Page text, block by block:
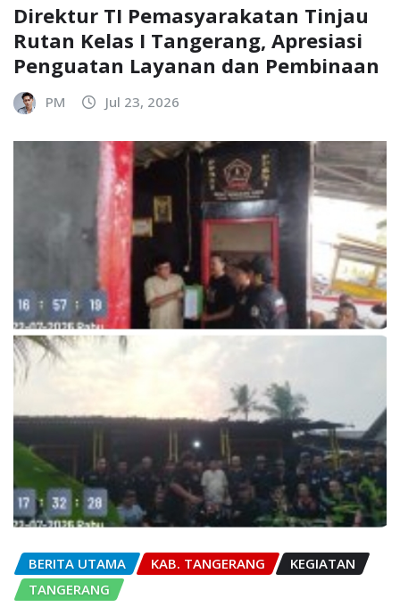
Direktur TI Pemasyarakatan Tinjau
Rutan Kelas I Tangerang, Apresiasi
Penguatan Layanan dan Pembinaan
PM Jul 23, 2026
BERITA UTAMA KAB. TANGERANG
KEGIATAN
TANGERANG